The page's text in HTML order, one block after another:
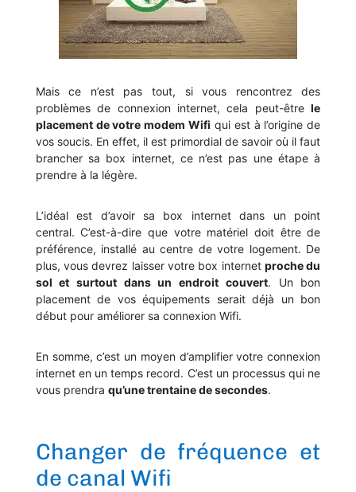
Mais ce n’est pas tout, si vous rencontrez des
problèmes de connexion internet, cela peut-êtrele
placement de votre modem Wifi qui est à l’origine de
vos soucis. En effet, il est primordial de savoir où il faut
brancher sa box internet, ce n’est pas une étape à
prendre à la légère.
L’idéal est d’avoir sa box internet dans un point
central. C’est-à-dire que votre matériel doit être de
préférence, installé au centre de votre logement. De
plus, vous devrez laisser votre box internet proche du
sol et surtout dans un endroit couvert. Un bon
placement de vos équipements serait déjà un bon
début pour améliorer sa connexion Wifi.
En somme, c’est un moyen d’amplifier votre connexion
internet en un temps record. C’est un processus qui ne
vous prendra qu’une trentaine de secondes.
Changer de fréquence et
de canal Wifi